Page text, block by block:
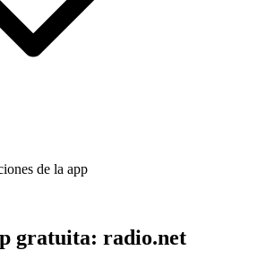
de la app
gratuita: radio.net